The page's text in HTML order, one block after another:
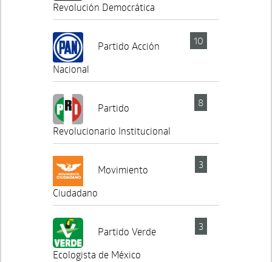
Revolución Democrática
10
Partido Acción
Nacional
8
Partido
Revolucionario Institucional
3
Movimiento
Ciudadano
3
Partido Verde
Ecologista de México